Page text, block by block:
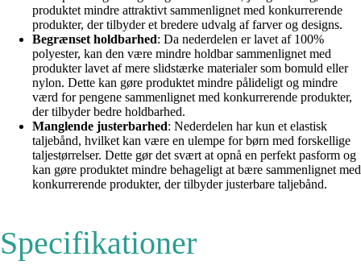
produktet mindre attraktivt sammenlignet med konkurrerende
produkter, der tilbyder et bredere udvalg af farver og designs.
Begrænset holdbarhed: Da nederdelen er lavet af 100%
polyester, kan den være mindre holdbar sammenlignet med
produkter lavet af mere slidstærke materialer som bomuld eller
nylon. Dette kan gøre produktet mindre pålideligt og mindre
værd for pengene sammenlignet med konkurrerende produkter,
der tilbyder bedre holdbarhed.
Manglende justerbarhed: Nederdelen har kun et elastisk
taljebånd, hvilket kan være en ulempe for børn med forskellige
taljestørrelser. Dette gør det svært at opnå en perfekt pasform og
kan gøre produktet mindre behageligt at bære sammenlignet med
konkurrerende produkter, der tilbyder justerbare taljebånd.
Specifikationer